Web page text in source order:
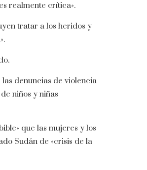
realmente crítica».
tratar a los heridos y
denuncias de violencia
niños y niñas
que las mujeres y los
Sudán de «crisis de la